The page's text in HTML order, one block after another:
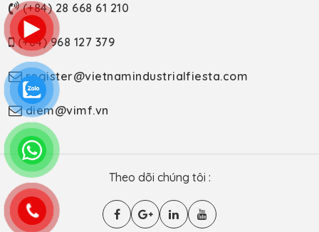
(+84) 28 668 61 210
(+84) 968 127 379
register@vietnamindustrialfiesta.com
diem@vimf.vn
Theo dõi chúng tôi :